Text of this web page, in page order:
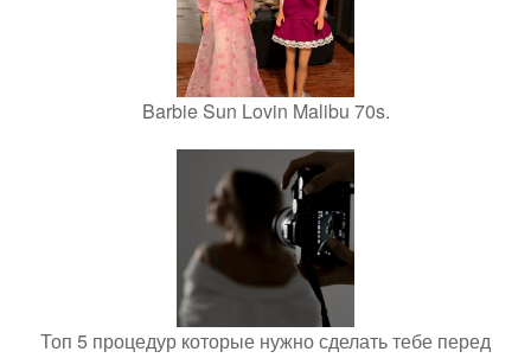
Barbie Sun Lovin Malibu 70s.
Топ 5 процедур которые нужно сделать тебе перед